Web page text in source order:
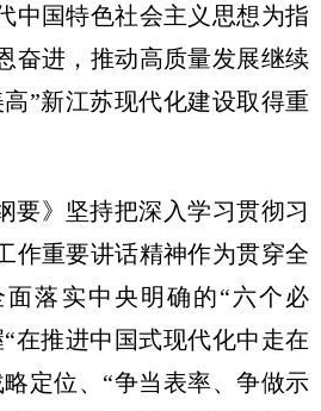
中国特色社会主义思想为指
奋进，推动高质量发展继续
”新江苏现代化建设取得重
要》坚持把深入学习贯彻习
作重要讲话精神作为贯穿全
落实中央明确的“六个必
在推进中国式现代化中走在
定位、“争当表率、争做示